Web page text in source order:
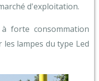
d'exploitation.
forte consommation
lampes du type Led